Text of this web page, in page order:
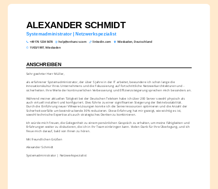
ALEXANDER SCHMIDT
Systemadministrator | Netzwerkspezialist
+49 176 1234 5678 help@enhancv.com linkedin.com
Wiesbaden, Deutschland
11/03/1997, Wiesbaden
ANSCHREIBEN
Sehr geehrter Herr Müller,
als erfahrener Systemadministrator, der über 5 Jahre in der IT arbeitet, bewundere ich schon lange die
Innovationskultur Ihres Unternehmens und die Fokussierung auf fortschrittliche Netzwerkarchitekturen und -
sicherheiten. Ihre Werte der kontinuierlichen Verbesserung und Effizienzsteigerung sprechen mich besonders an.
Während meiner aktuellen Tätigkeit bei der Deutschen Telekom habe ich über 200 Server sowohl physisch als
auch virtuell installiert und konfiguriert. Dies führte zu einer signifikanten Steigerung der Betriebsstabilität.
Durch die Einführung neuer VMware-Lösungen konnte ich die Serverressourcen optimieren und die Anzahl der
Sicherheitsvorfälle um beeindruckende 30% reduzieren. Diese Erfahrung hat mir gezeigt, wie wichtig es ist,
sowohl technische Expertise als auch strategisches Denken zu kombinieren.
Ich würde mich freuen, die Gelegenheit zu einem persönlichen Gespräch zu erhalten, um meine Fähigkeiten und
Erfahrungen weiter zu diskutieren, die ich in Ihr Team einbringen kann. Vielen Dank für Ihre Überlegung, und ich
freue mich darauf, bald von Ihnen zu hören.
Mit freundlichen Grüßen
Alexander Schmidt
Systemadministrator | Netzwerkspezialist